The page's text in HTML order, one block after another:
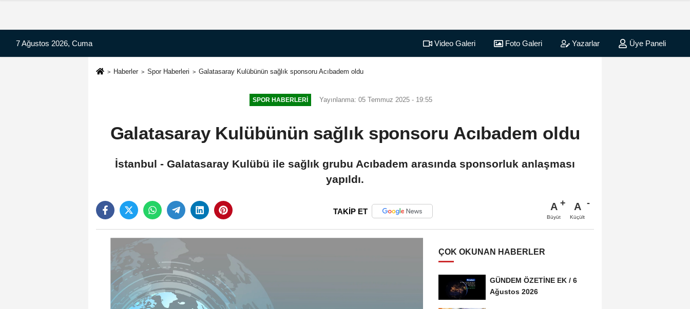
7 Ağustos 2026, Cuma Video Galeri Foto Galeri Yazarlar Üye Paneli
Haberler Spor Haberleri Galatasaray Kulübünün sağlık sponsoru Acıbadem oldu
SPOR HABERLERI Yayınlanma: 05 Temmuz 2025 - 19:55
Galatasaray Kulübünün sağlık sponsoru Acıbadem oldu
İstanbul - Galatasaray Kulübü ile sağlık grubu Acıbadem arasında sponsorluk anlaşması
yapıldı.
TAKİP ET A
Büyüt
A
Küçült
ÇOK OKUNAN HABERLER
GÜNDEM ÖZETİNE EK / 6
Ağustos 2026